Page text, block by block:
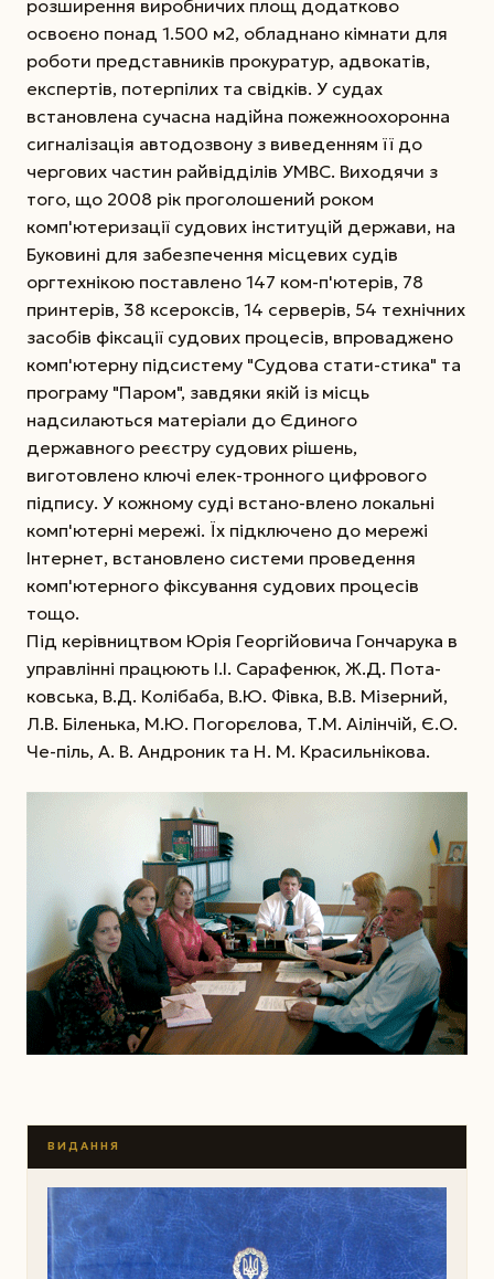
розширення виробничих площ додатково
освоєно понад 1.500 м2, обладнано кімнати для
роботи представників прокуратур, адвокатів,
експертів, потерпілих та свідків. У судах
встановлена сучасна надійна пожежно­охоронна
сигналізація автодозвону з виведенням її до
чергових частин райвідділів УМВС. Виходячи з
того, що 2008 рік проголошений роком
комп'ютеризації судових інституцій держави, на
Буковині для забезпечення місцевих судів
оргтехнікою поставлено 147 ком-п'ютерів, 78
принтерів, 38 ксероксів, 14 серверів, 54 технічних
засобів фіксації судових процесів, впроваджено
комп'ютерну підсистему "Судова стати-стика" та
програму "Паром", завдяки якій із місць
надсилаються матеріали до Єдиного
державного реєстру судових рішень,
виготовлено ключі елек-тронного цифрового
підпису. У кожному суді встано-влено локальні
комп'ютерні мережі. Їх підключено до мережі
Інтернет, встановлено системи проведення
комп'ютерного фіксування судових процесів
тощо.
Під керівництвом Юрія Георгійовича Гончарука в
управлінні працюють І.І. Сарафенюк, Ж.Д. Пота-
ковська, В.Д. Колібаба, В.Ю. Фівка, В.В. Мізерний,
Л.В. Біленька, М.Ю. Погорєлова, Т.М. Аілінчій, Є.О.
Че-піль, А. В. Андроник та Н. М. Красильнікова.
ВИДАННЯ